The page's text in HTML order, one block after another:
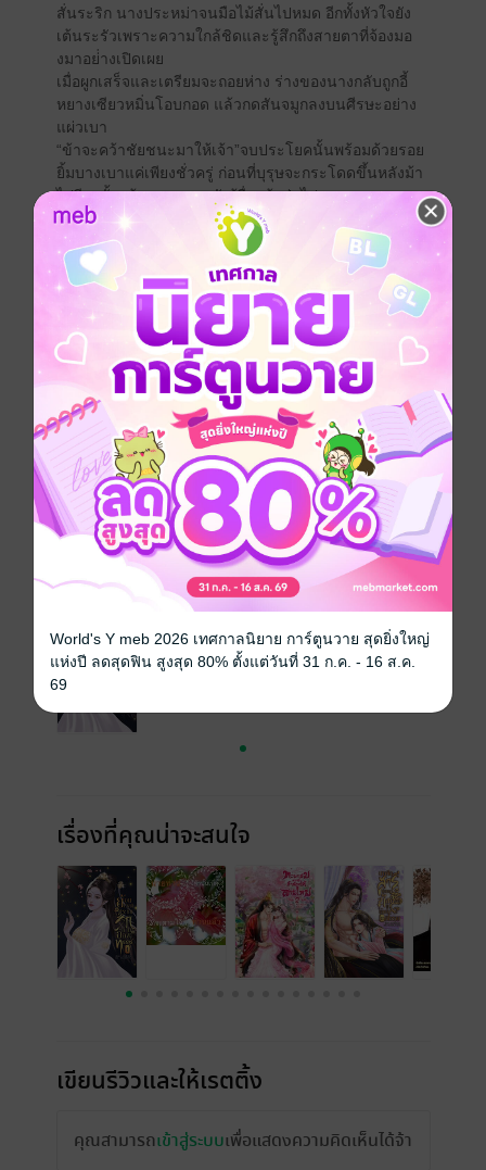
สั่นระริก นางประหม่าจนมือไม้สั่นไปหมด อีกทั้งหัวใจยัง
เต้นระรัวเพราะความใกล้ชิดและรู้สึกถึงสายตาที่จ้องมอ
งมาอย่่างเปิดเผย
เมื่อผูกเสร็จและเตรียมจะถอยห่าง ร่างของนางกลับถูกอี้
หยางเซียวหมิ่นโอบกอด แล้วกดสันจมูกลงบนศีรษะอย่าง
แผ่วเบา
“ข้าจะคว้าชัยชนะมาให้เจ้า”จบประโยคนั้นพร้อมด้วยรอย
ยิ้มบางเบาแค่เพียงชั่วครู่ ก่อนที่บุรุษจะกระโดดขึ้นหลังม้า
ไปอีกครั้งแล้วควบตามหลังผู้อื่นเข้าป่าไป
จีนโบราณ โรมานซ์
ย้อนยุค/พีเรียด ท่านอ๋อง
ซีรีส์ ย้อนเวลาประทับรักท่านอ๋องทรราช
ประเภทไฟล์ (สารบัญ)
วันที่วางขาย 17 กันยายน 2566
ความยาว 240 หน้า (≈ 38,987 คำ)
ราคาปก 289 บาท (ประหยัด 51%)
เล่มอื่นๆ ในซีรีส์ ดูทั้งหมด
เรื่องที่คุณน่าจะสนใจ
เขียนรีวิวและให้เรตติ้ง
คุณสามารถเข้าสู่ระบบเพื่อแสดงความคิดเห็นได้จ้า
World's Y meb 2026 เทศกาลนิยาย การ์ตูนวาย สุดยิ่งใหญ่
แห่งปี ลดสุดฟิน สูงสุด 80% ตั้งแต่วันที่ 31 ก.ค. - 16 ส.ค.
69